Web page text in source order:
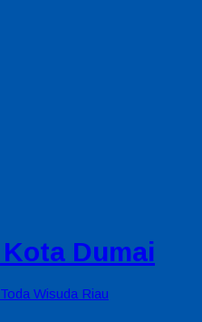
Dumai
Toda Wisuda Riau